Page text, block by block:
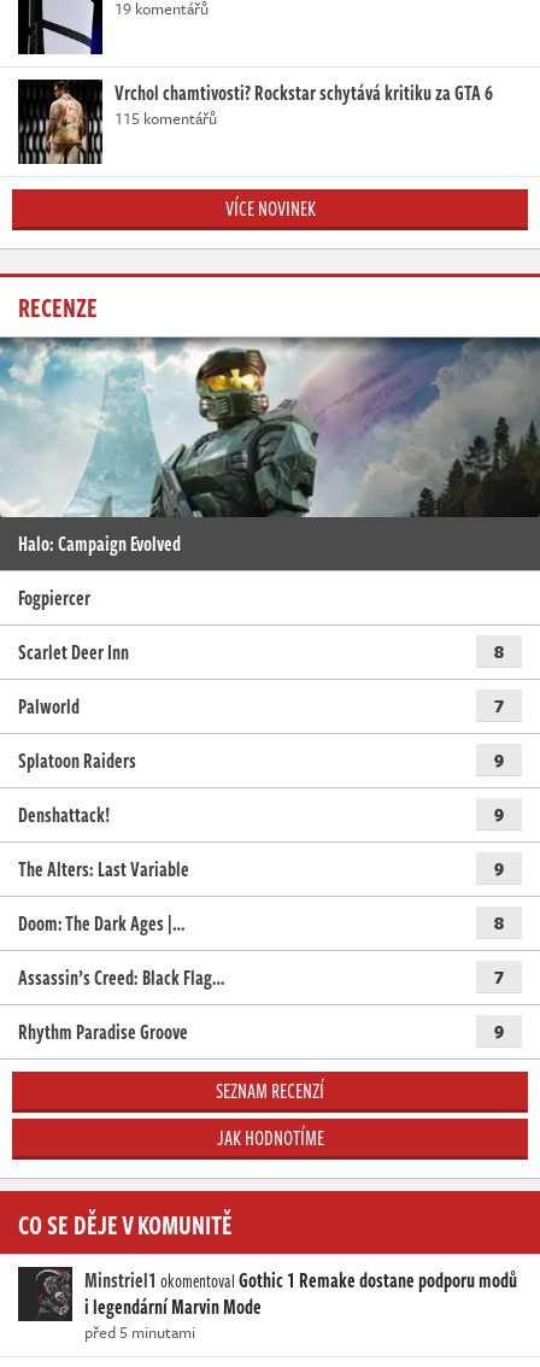
19 komentářů
Vrchol chamtivosti? Rockstar schytává kritiku za GTA 6
115 komentářů
VÍCE NOVINEK
RECENZE
Halo: Campaign Evolved
Fogpiercer
Scarlet Deer Inn
8
Palworld 7
Splatoon Raiders 9
Denshattack! 9
The Alters: Last Variable 9
Doom: The Dark Ages |… 8
Assassin’s Creed: Black Flag… 7
Rhythm Paradise Groove 9
SEZNAM RECENZÍ
JAK HODNOTÍME
CO SE DĚJE V KOMUNITĚ
Minstriel1 okomentovalGothic 1 Remake dostane podporu modů
i legendární Marvin Mode
před 5 minutami